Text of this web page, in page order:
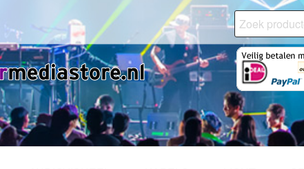
Professionals
in
Entertainment
Zoeken
naar: